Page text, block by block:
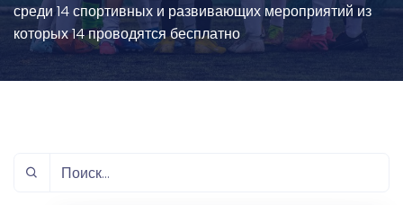
среди 14 спортивных и развивающих мероприятий из
которых 14 проводятся бесплатно